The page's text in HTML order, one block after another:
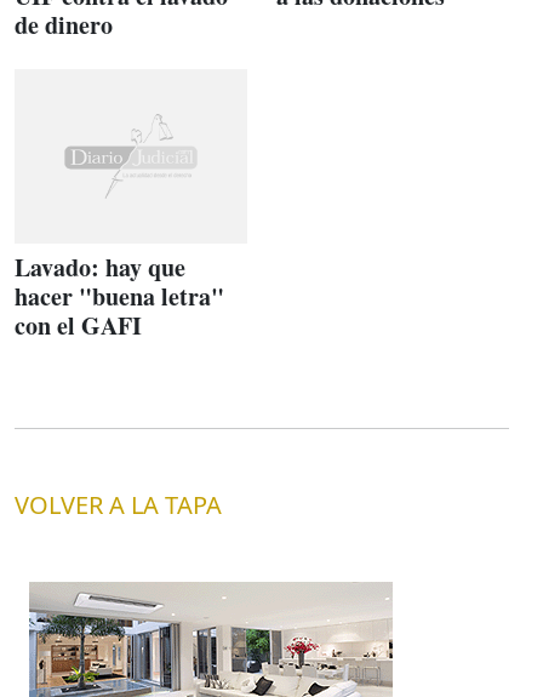
de dinero
Lavado: hay que
hacer "buena letra"
con el GAFI
VOLVER A LA TAPA